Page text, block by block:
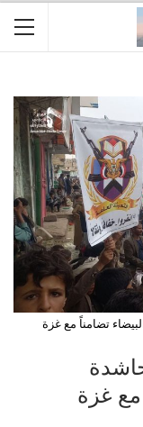
تضامناً مع غزة
مع غزة